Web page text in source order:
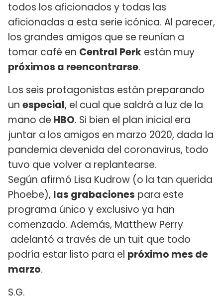
todos los aficionados y todas las
aficionadas a esta serie icónica. Al parecer,
los grandes amigos que se reunían a
tomar café en Central Perk están muy
próximos a reencontrarse.
Los seis protagonistas están preparando
un especial, el cual que saldrá a luz de la
mano de HBO. Si bien el plan inicial era
juntar a los amigos en marzo 2020, dada la
pandemia devenida del coronavirus, todo
tuvo que volver a replantearse.
Según afirmó Lisa Kudrow (o la tan querida
Phoebe), las grabaciones para este
programa único y exclusivo ya han
comenzado. Además, Matthew Perry
adelantó a través de un tuit que todo
podría estar listo para el próximo mes de
marzo.
S.G.